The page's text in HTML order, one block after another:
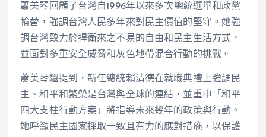
蕭美琴回顧了台灣自1996年以來多次總統選舉和政黨
輪替，強調台灣人民多年來對民主價值的堅守。她強
調台灣致力於捍衛來之不易的自由和民主生活方式，
並面對多重安全威脅和灰色地帶混合行動的挑戰。
蕭美琴還提到，新任總統賴清德在就職典禮上強調民
主、和平和繁榮是台灣與全球的連結，並重申「和平
四大支柱行動方案」將指導未來幾年的政策與行動。
她呼籲民主國家採取一致且有力的應對措施，以保護